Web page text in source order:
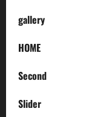
gallery
HOME
Second
Slider